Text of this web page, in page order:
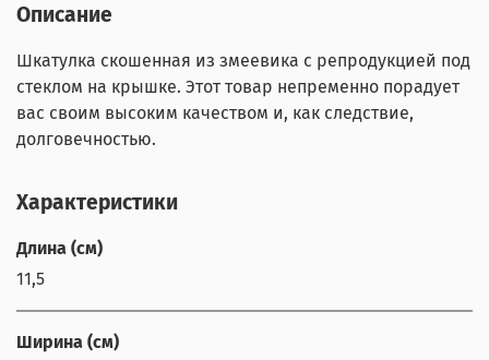
Описание
Шкатулка скошенная из змеевика с репродукцией под
стеклом на крышке. Этот товар непременно порадует
вас своим высоким качеством и, как следствие,
долговечностью.
Характеристики
Длина (см)
11,5
Ширина (см)